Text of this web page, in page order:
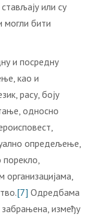
или су
могли бити
и посредну
као и
расу, боју
односно
опредељење,
порекло,
организацијама,
[7] Одредбама
забрањена, између